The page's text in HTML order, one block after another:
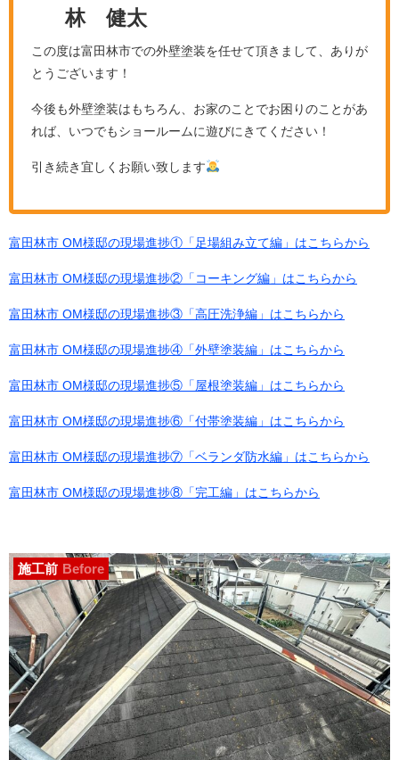
林 健太
この度は富田林市での外壁塗装を任せて頂きまして、ありが
とうございます！
今後も外壁塗装はもちろん、お家のことでお困りのことがあ
れば、いつでもショールームに遊びにきてください！
引き続き宜しくお願い致します
富田林市 OM様邸の現場進捗①「足場組み立て編」はこちらから
富田林市 OM様邸の現場進捗②「コーキング編」はこちらから
富田林市 OM様邸の現場進捗③「高圧洗浄編」はこちらから
富田林市 OM様邸の現場進捗④「外壁塗装編」はこちらから
富田林市 OM様邸の現場進捗⑤「屋根塗装編」はこちらから
富田林市 OM様邸の現場進捗⑥「付帯塗装編」はこちらから
富田林市 OM様邸の現場進捗⑦「ベランダ防水編」はこちらから
富田林市 OM様邸の現場進捗⑧「完工編」はこちらから
施工前 Before